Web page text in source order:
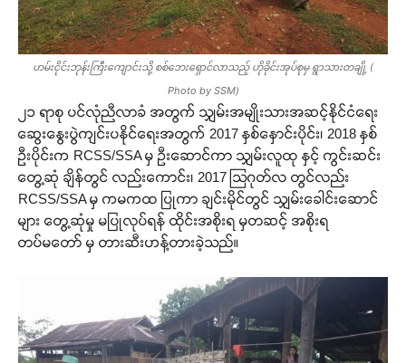
ဟမ်းငိုင်းဘုန်းကြီးကျောင်းသို့ စစ်ဘေးရှောင်လာသည့် ဟိုခိုင်းအုပ်စုမှ ရွာသားတချို့ (
Photo by SSM)
၂၁ ရာစု ပင်လုံညီလာခံ အတွက် သျှမ်းအမျိုးသားအဆင့်နိုင်ငံရေး
ဆွေးနွေးပွဲကျင်းပနိုင်ရေးအတွက် 2017 နှစ်နှောင်းပိုင်း၊ 2018 နှစ်
ဦးပိုင်းက RCSS/SSA မှ ဦးဆောင်ကာ သျှမ်းလူထု နှင့် ကွင်းဆင်း
တွေ့ဆုံ ချိန်တွင် လည်းကောင်း၊ 2017 သြဂုတ်လ တွင်လည်း
RCSS/SSA မှ ကမကထ ပြုကာ ချင်းမိုင်တွင် သျှမ်းခေါင်းဆောင်
များ တွေ့ဆုံမှု မပြုလုပ်ရန် ထိုင်းအစိုးရ မှတဆင့် အစိုးရ
တပ်မတော် မှ တားဆီးဟန့်တားခဲ့သည်။